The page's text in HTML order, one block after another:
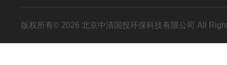
版权所有© 2026 北京中清国投环保科技有限公司 All